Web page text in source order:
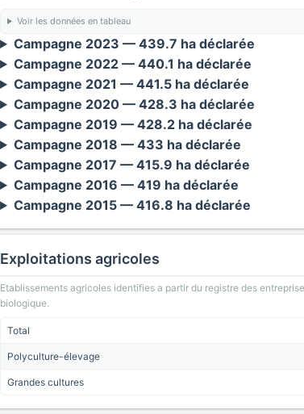
Voir les données en tableau
Campagne 2023 — 439.7 ha déclarée
Campagne 2022 — 440.1 ha déclarée
Campagne 2021 — 441.5 ha déclarée
Campagne 2020 — 428.3 ha déclarée
Campagne 2019 — 428.2 ha déclarée
Campagne 2018 — 433 ha déclarée
Campagne 2017 — 415.9 ha déclarée
Campagne 2016 — 419 ha déclarée
Campagne 2015 — 416.8 ha déclarée
Exploitations agricoles
Etablissements agricoles identifies a partir du registre des
biologique.
Total
Polyculture-élevage
Grandes cultures